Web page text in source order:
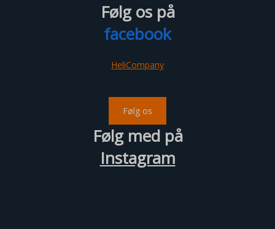
Følg os på
facebook
HeliCompany
Følg os
Følg med på
Instagram